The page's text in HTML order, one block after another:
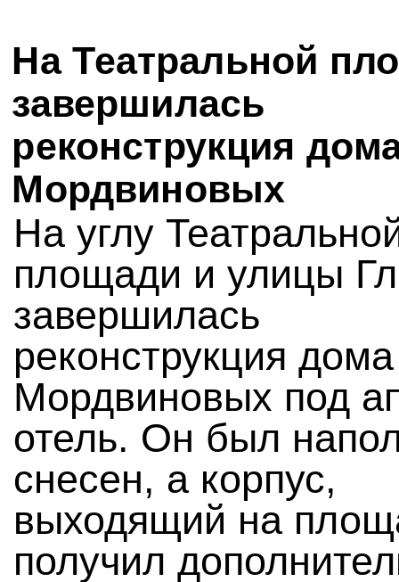
На Театральной
завершилась
реконструкция
Мордвиновых
На углу
площади и улицы
завершилась
реконструкция дома
Мордвиновых под
отель. Он был
снесен, а корпус,
выходящий на
получил